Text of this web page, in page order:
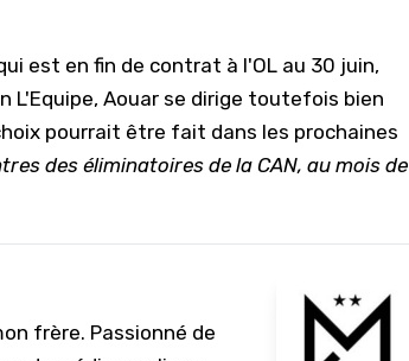
est en fin de contrat à l'OL au 30 juin,
L'Equipe, Aouar se dirige toutefois bien
pourrait être fait dans les prochaines
des éliminatoires de la CAN, au mois de
frère. Passionné de